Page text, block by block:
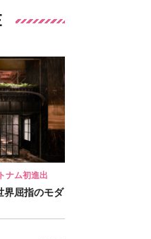
ナム初進出
界屈指のモダ